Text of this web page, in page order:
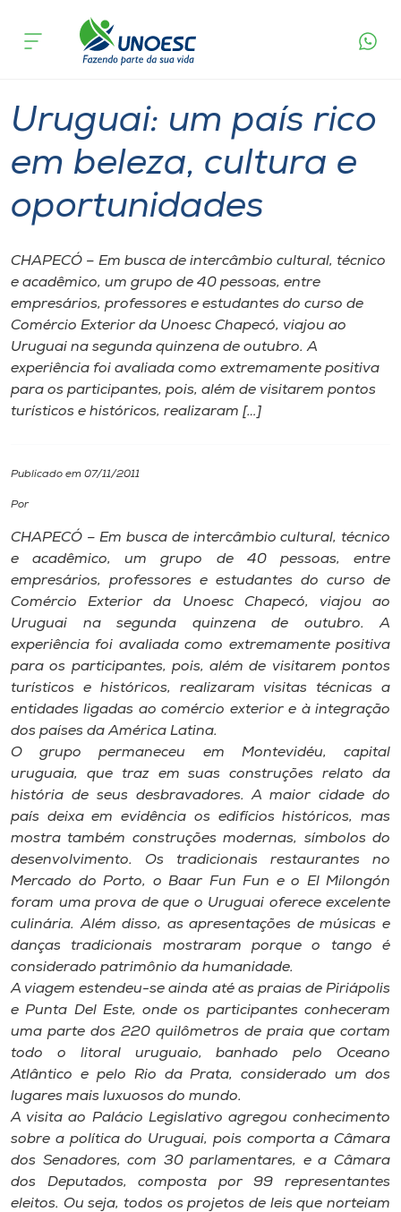
Cursos
Atendimento ao Estudante
Portal de Ensino
A
Internacionalização
Cultura
CPA
Biblioteca
Editora
Rádio
Museu
Unoesc
Store
Selecione
o idioma
acontece
Uruguai: um país rico
em beleza, cultura e
oportunidades
CHAPECÓ – Em busca de intercâmbio cultural, técnico
e acadêmico, um grupo de 40 pessoas, entre
empresários, professores e estudantes do curso de
Comércio Exterior da Unoesc Chapecó, viajou ao
Uruguai na segunda quinzena de outubro. A
experiência foi avaliada como extremamente positiva
para os participantes, pois, além de visitarem pontos
turísticos e históricos, realizaram […]
Publicado em 07/11/2011
Por
CHAPECÓ – Em busca de intercâmbio cultural, técnico
e acadêmico, um grupo de 40 pessoas, entre
empresários, professores e estudantes do curso de
Comércio Exterior da Unoesc Chapecó, viajou ao
Uruguai na segunda quinzena de outubro. A
experiência foi avaliada como extremamente positiva
para os participantes, pois, além de visitarem pontos
turísticos e históricos, realizaram visitas técnicas a
entidades ligadas ao comércio exterior e à integração
dos países da América Latina.
O grupo permaneceu em Montevidéu, capital
uruguaia, que traz em suas construções relato da
história de seus desbravadores. A maior cidade do
país deixa em evidência os edifícios históricos, mas
mostra também construções modernas, símbolos do
desenvolvimento. Os tradicionais restaurantes no
Mercado do Porto, o Baar Fun Fun e o El Milongón
foram uma prova de que o Uruguai oferece excelente
culinária. Além disso, as apresentações de músicas e
danças tradicionais mostraram porque o tango é
considerado patrimônio da humanidade.
A viagem estendeu-se ainda até as praias de Piriápolis
e Punta Del Este, onde os participantes conheceram
uma parte dos 220 quilômetros de praia que cortam
todo o litoral uruguaio, banhado pelo Oceano
Atlântico e pelo Rio da Prata, considerado um dos
lugares mais luxuosos do mundo.
A visita ao Palácio Legislativo agregou conhecimento
sobre a política do Uruguai, pois comporta a Câmara
dos Senadores, com 30 parlamentares, e a Câmara
dos Deputados, composta por 99 representantes
eleitos. Ou seja, todos os projetos de leis que norteiam